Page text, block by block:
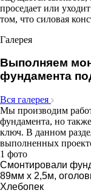
проседает или
том, что силовая
Галерея
Выполняем
фундамента
Вcя галерея
Мы производим
фундамента, но
ключ. В данном
выполненных
1 фото
Смонтировали
89мм х 2,5м,
Хлебопек